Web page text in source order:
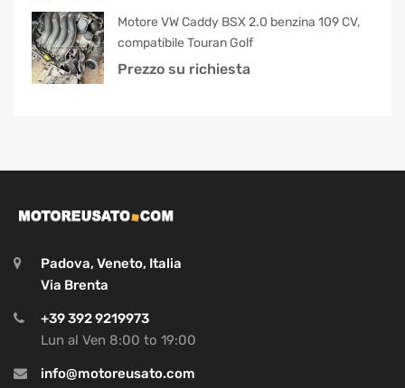
Motore VW Caddy BSX 2.0 benzina 109 CV,
compatibile Touran Golf
Prezzo su richiesta
Padova, Veneto, Italia
Via Brenta
+39 392 9219973
Lun al Ven 8:00 to 19:00
info@motoreusato.com